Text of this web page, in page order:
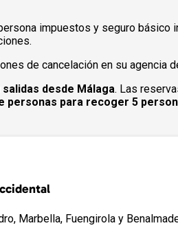
impuestos y seguro básico
de cancelación en su agencia
salidas desde Málaga. Las
personas para recoger 5
Marbella, Fuengirola y